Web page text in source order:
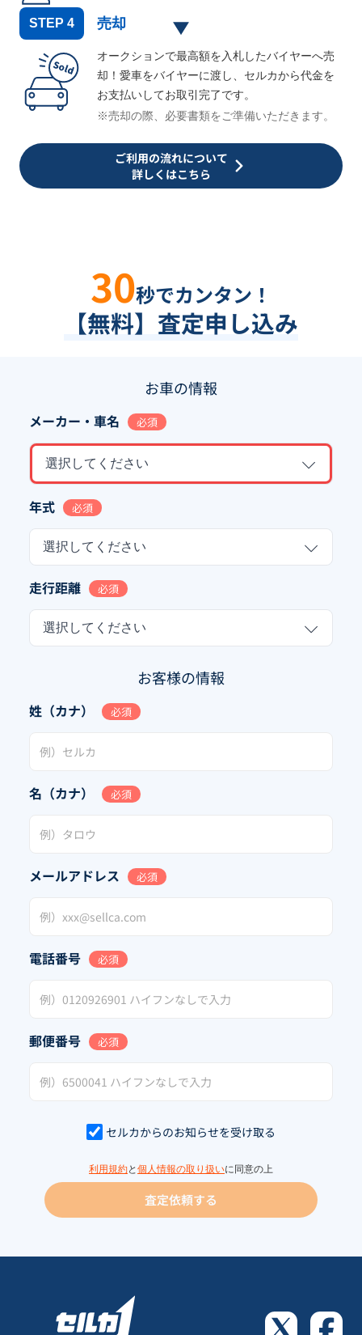
STEP 4 売却
オークションで最高額を入札したバイヤーへ売
却！愛車をバイヤーに渡し、セルカから代金を
お支払いしてお取引完了です。
※売却の際、必要書類をご準備いただきます。
ご利用の流れについて
詳しくはこちら
30秒でカンタン！
【無料】査定申し込み
お車の情報
メーカー・車名 必須
選択してください
年式 必須
選択してください
走行距離 必須
選択してください
お客様の情報
姓（カナ） 必須
名（カナ） 必須
メールアドレス 必須
電話番号 必須
郵便番号 必須
セルカからのお知らせを受け取る
利用規約と 個人情報の取り扱いに同意の上
査定依頼する